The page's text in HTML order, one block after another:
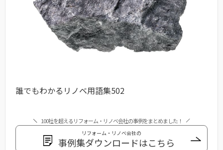
誰でもわかるリノベ用語集502
100社を超えるリフォーム・リノベ会社の事例をまとめました！
リフォーム・リノベ会社の
事例集ダウンロードはこちら